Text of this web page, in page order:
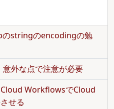
のstringのencodingの勉
外な点で注意が必要
WorkflowsでCloud
せる